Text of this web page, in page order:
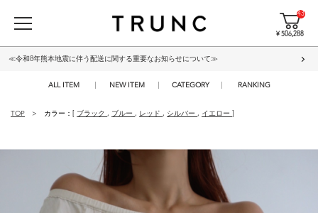
43
¥ 506,288
≪令和8年熊本地震に伴う配送に関する重要なお知らせについて≫
ALL ITEM NEW ITEM CATEGORY RANKING
TOP カラー：[ ブラック , ブルー , レッド , シルバー , イエロー